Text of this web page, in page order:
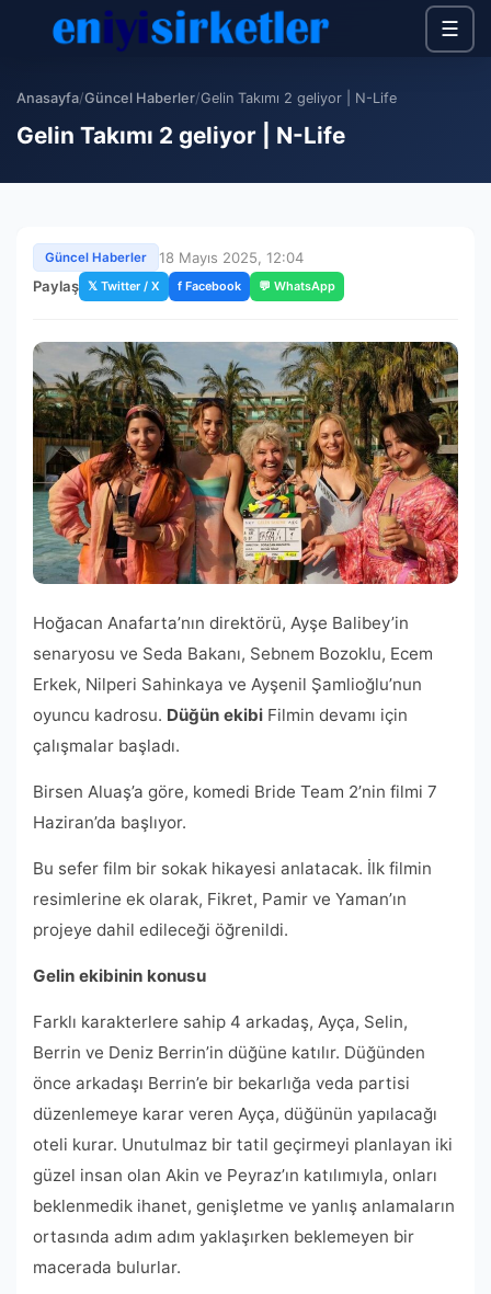
☰
Anasayfa/Güncel Haberler/Gelin Takımı 2 geliyor | N-Life
Gelin Takımı 2 geliyor | N-Life
Güncel Haberler
18 Mayıs 2025, 12:04
Paylaş 𝕏 Twitter / X f Facebook 💬 WhatsApp
Hoğacan Anafarta’nın direktörü, Ayşe Balibey’in
senaryosu ve Seda Bakanı, Sebnem Bozoklu, Ecem
Erkek, Nilperi Sahinkaya ve Ayşenil Şamlioğlu’nun
oyuncu kadrosu. Düğün ekibi Filmin devamı için
çalışmalar başladı.
Birsen Aluaş’a göre, komedi Bride Team 2’nin filmi 7
Haziran’da başlıyor.
Bu sefer film bir sokak hikayesi anlatacak. İlk filmin
resimlerine ek olarak, Fikret, Pamir ve Yaman’ın
projeye dahil edileceği öğrenildi.
Gelin ekibinin konusu
Farklı karakterlere sahip 4 arkadaş, Ayça, Selin,
Berrin ve Deniz Berrin’in düğüne katılır. Düğünden
önce arkadaşı Berrin’e bir bekarlığa veda partisi
düzenlemeye karar veren Ayça, düğünün yapılacağı
oteli kurar. Unutulmaz bir tatil geçirmeyi planlayan iki
güzel insan olan Akin ve Peyraz’ın katılımıyla, onları
beklenmedik ihanet, genişletme ve yanlış anlamaların
ortasında adım adım yaklaşırken beklemeyen bir
macerada bulurlar.